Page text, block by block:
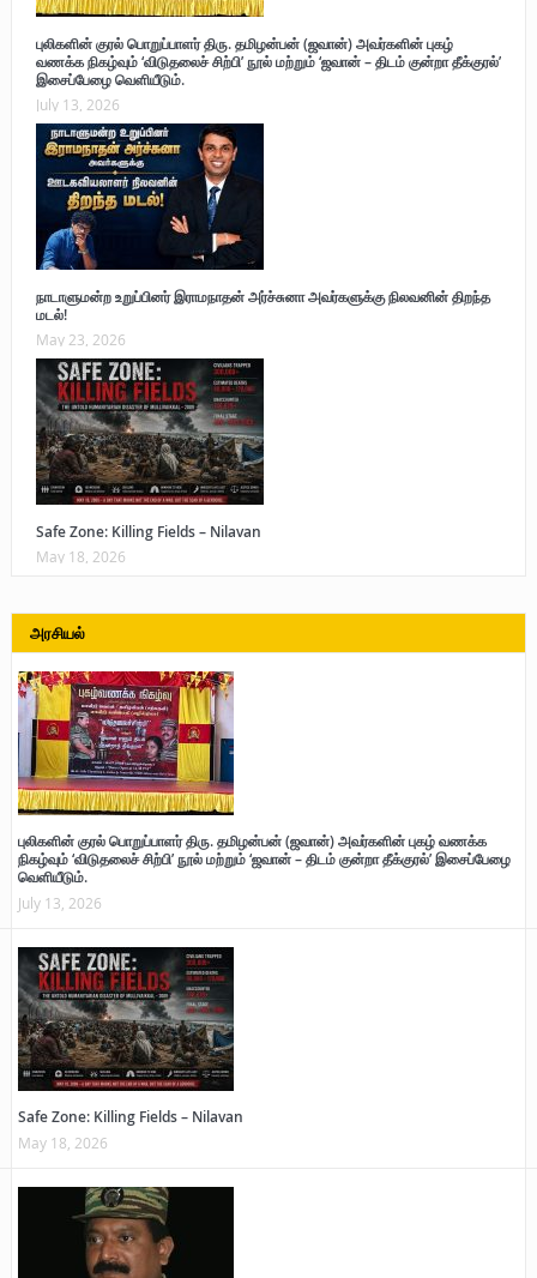
புலிகளின் குரல் பொறுப்பாளர் திரு. தமிழன்பன் (ஜவான்) அவர்களின் புகழ்
வணக்க நிகழ்வும் ‘விடுதலைச் சிற்பி’ நூல் மற்றும் ‘ஜவான் – திடம் குன்றா தீக்குரல்’
இசைப்பேழை வெளியீடும்.
July 13, 2026
நாடாளுமன்ற உறுப்பினர் இராமநாதன் அர்ச்சுனா அவர்களுக்கு நிலவனின் திறந்த
மடல்!
May 23, 2026
Safe Zone: Killing Fields – Nilavan
May 18, 2026
அரசியல்
புலிகளின் குரல் பொறுப்பாளர் திரு. தமிழன்பன் (ஜவான்) அவர்களின் புகழ் வணக்க
நிகழ்வும் ‘விடுதலைச் சிற்பி’ நூல் மற்றும் ‘ஜவான் – திடம் குன்றா தீக்குரல்’ இசைப்பேழை
வெளியீடும்.
July 13, 2026
Safe Zone: Killing Fields – Nilavan
May 18, 2026